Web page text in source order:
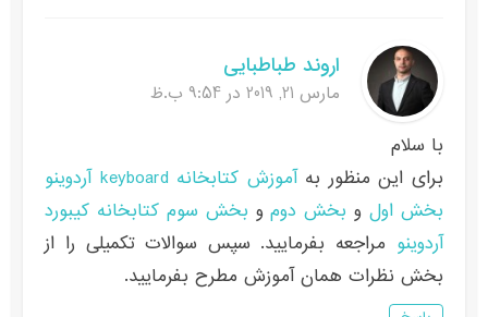
اروند طباطبایی
مارس 21, 2019 در 9:54 ب.ظ
با سلام
برای این منظور به
آموزش کتابخانه keyboard آردوینو
بخش اول و بخش دومو بخش سوم کتابخانه کیبورد
آردوینو مراجعه بفرمایید. سپس سوالات تکمیلی را از
بخش نظرات همان آموزش مطرح بفرمایید.